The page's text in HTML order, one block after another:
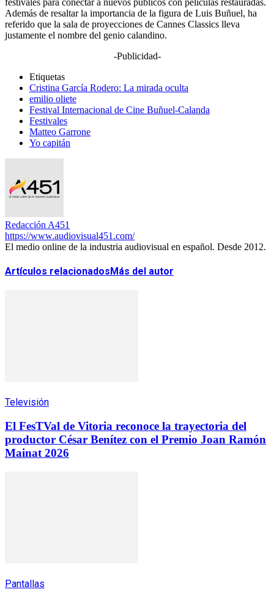
Además de resaltar la importancia de la figura de Luis Buñuel, ha
referido que la sala de proyecciones de Cannes Classics lleva
justamente el nombre del genio calandino.
-Publicidad-
Etiquetas
Cristina García Rodero: La mirada oculta
emilio oliete
Festival Internacional de Cine Buñuel-Calanda
Festivales
Matteo Garrone
Yo capitán
Redacción A451
https://www.audiovisual451.com/
El medio online de la industria audiovisual en español. Desde 2012.
Artículos relacionadosMás del autor
Televisión
El FesTVal de Vitoria reconoce la trayectoria del
productor César Benítez con el Premio Joan Ramón
Mainat 2026
Pantallas